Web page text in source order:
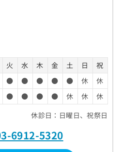
火 水 木 金 土 日
祝
● ● ● ● ● 休
休
● ● ● ● 休 休
休
休診日：日曜日、祝祭日
6912-5320